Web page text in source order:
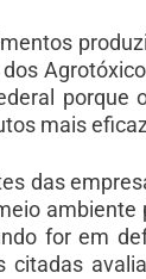
porque
mais
das
ambiente
for em